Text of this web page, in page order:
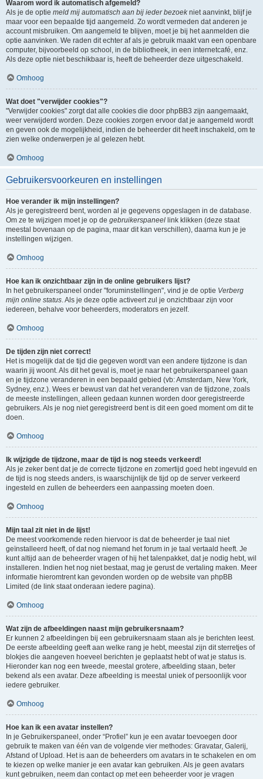
Waarom word ik automatisch afgemeld?
Als je de optie meld mij automatisch aan bij ieder bezoekniet aanvinkt, blijf je
maar voor een bepaalde tijd aangemeld. Zo wordt vermeden dat anderen je
account misbruiken. Om aangemeld te blijven, moet je bij het aanmelden die
optie aanvinken. We raden dit echter af als je gebruik maakt van een openbare
computer, bijvoorbeeld op school, in de bibliotheek, in een internetcafé, enz.
Als deze optie niet beschikbaar is, heeft de beheerder deze uitgeschakeld.
Omhoog
Wat doet "verwijder cookies"?
"Verwijder cookies" zorgt dat alle cookies die door phpBB3 zijn aangemaakt,
weer verwijderd worden. Deze cookies zorgen ervoor dat je aangemeld wordt
en geven ook de mogelijkheid, indien de beheerder dit heeft inschakeld, om te
zien welke onderwerpen je al gelezen hebt.
Omhoog
Gebruikersvoorkeuren en instellingen
Hoe verander ik mijn instellingen?
Als je geregistreerd bent, worden al je gegevens opgeslagen in de database.
Om ze te wijzigen moet je op de gebruikerspaneel link klikken (deze staat
meestal bovenaan op de pagina, maar dit kan verschillen), daarna kun je je
instellingen wijzigen.
Omhoog
Hoe kan ik onzichtbaar zijn in de online gebruikers lijst?
In het gebruikerspaneel onder "foruminstellingen", vind je de optie Verberg
mijn online status. Als je deze optie activeert zul je onzichtbaar zijn voor
iedereen, behalve voor beheerders, moderators en jezelf.
Omhoog
De tijden zijn niet correct!
Het is mogelijk dat de tijd die gegeven wordt van een andere tijdzone is dan
waarin jij woont. Als dit het geval is, moet je naar het gebruikerspaneel gaan
en je tijdzone veranderen in een bepaald gebied (vb: Amsterdam, New York,
Sydney, enz.). Wees er bewust van dat het veranderen van de tijdzone, zoals
de meeste instellingen, alleen gedaan kunnen worden door geregistreerde
gebruikers. Als je nog niet geregistreerd bent is dit een goed moment om dit te
doen.
Omhoog
Ik wijzigde de tijdzone, maar de tijd is nog steeds verkeerd!
Als je zeker bent dat je de correcte tijdzone en zomertijd goed hebt ingevuld en
de tijd is nog steeds anders, is waarschijnlijk de tijd op de server verkeerd
ingesteld en zullen de beheerders een aanpassing moeten doen.
Omhoog
Mijn taal zit niet in de lijst!
De meest voorkomende reden hiervoor is dat de beheerder je taal niet
geïnstalleerd heeft, of dat nog niemand het forum in je taal vertaald heeft. Je
kunt altijd aan de beheerder vragen of hij het talenpakket, dat je nodig hebt, wil
installeren. Indien het nog niet bestaat, mag je gerust de vertaling maken. Meer
informatie hieromtrent kan gevonden worden op de website van phpBB
Limited (de link staat onderaan iedere pagina).
Omhoog
Wat zijn de afbeeldingen naast mijn gebruikersnaam?
Er kunnen 2 afbeeldingen bij een gebruikersnaam staan als je berichten leest.
De eerste afbeelding geeft aan welke rang je hebt, meestal zijn dit sterretjes of
blokjes die aangeven hoeveel berichten je geplaatst hebt of wat je status is.
Hieronder kan nog een tweede, meestal grotere, afbeelding staan, beter
bekend als een avatar. Deze afbeelding is meestal uniek of persoonlijk voor
iedere gebruiker.
Omhoog
Hoe kan ik een avatar instellen?
In je Gebruikerspaneel, onder “Profiel” kun je een avatar toevoegen door
gebruik te maken van één van de volgende vier methodes: Gravatar, Galerij,
Afstand of Upload. Het is aan de beheerders om avatars in te schakelen en om
te kiezen op welke manier je een avatar kan gebruiken. Als je geen avatars
kunt gebruiken, neem dan contact op met een beheerder voor je vragen